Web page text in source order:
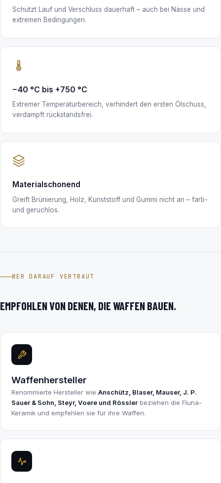
Schützt Lauf und Verschluss dauerhaft – auch bei Nässe und
extremen Bedingungen.
−40 °C bis +750 °C
Extremer Temperaturbereich, verhindert den ersten Ölschuss,
verdampft rückstandsfrei.
Materialschonend
Greift Brünierung, Holz, Kunststoff und Gummi nicht an – farb-
und geruchlos.
WER DARAUF VERTRAUT
EMPFOHLEN VON DENEN, DIE WAFFEN BAUEN.
Waffenhersteller
Renommierte Hersteller wieAnschütz, Blaser, Mauser, J. P.
Sauer & Sohn, Steyr, Voere und Rössler beziehen die Fluna-
Keramik und empfehlen sie für ihre Waffen.